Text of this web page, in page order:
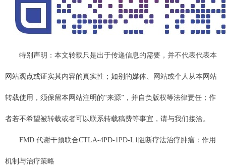
特别声明：本文转载只是出于传递信息的需要，并不代表代表本
网站观点或证实其内容的真实性；如别的媒体、网站或个人从本网站
转载使用，须保留本网站注明的“来源”，并自负版权等法律责任；作
者若不希望被转载或者可以联系转载稿费等事宜，请与我们接洽。
FMD 代谢干预联合CTLA-4PD-1PD-L1阻断疗法治疗肿瘤：作用
机制与治疗策略